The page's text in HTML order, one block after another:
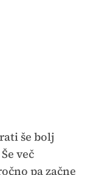
še bolj
več
pa začne